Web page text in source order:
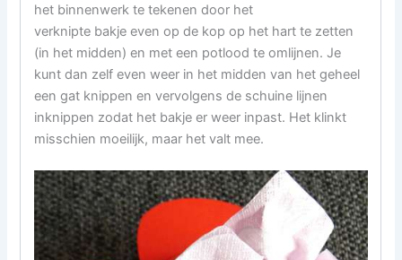
het binnenwerk te tekenen door het
verknipte bakje even op de kop op het hart te zetten
(in het midden) en met een potlood te omlijnen. Je
kunt dan zelf even weer in het midden van het geheel
een gat knippen en vervolgens de schuine lijnen
inknippen zodat het bakje er weer inpast. Het klinkt
misschien moeilijk, maar het valt mee.